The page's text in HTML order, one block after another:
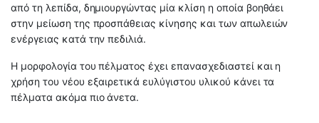
από τη λεπίδα, δημιουργώντας μία κλίση η οποία βοηθάει
στην μείωση της προσπάθειας κίνησης και των απωλειών
ενέργειας κατά την πεδιλιά.
Η μορφολογία του πέλματος έχει επανασχεδιαστεί και η
χρήση του νέου εξαιρετικά ευλύγιστου υλικού κάνει τα
πέλματα ακόμα πιο άνετα.